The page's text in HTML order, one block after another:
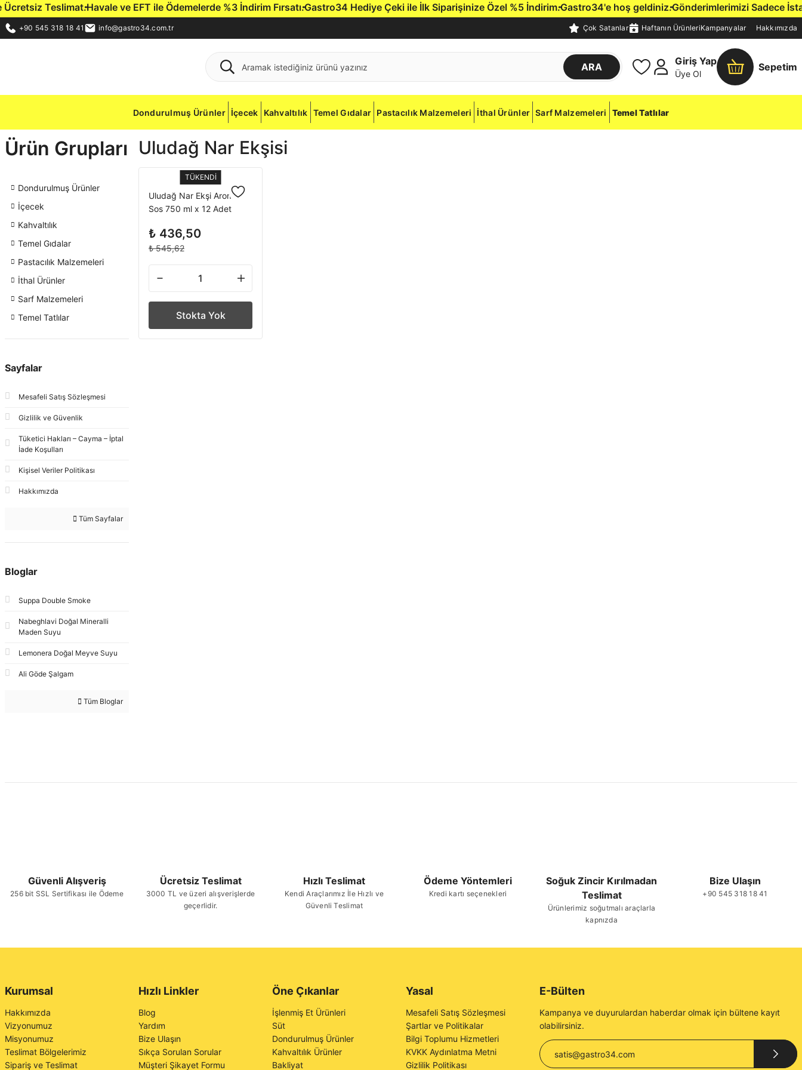
Teslimat.Havale ve EFT ile Ödemelerde %3 İndirim Fırsatı.Gastro34 Hediye Çeki ile İlk Siparişinize Özel %5 İndirim.Gastro34'e hoş geldiniz.Gönderimlerimizi Sadece
+90 545 318 18 41 info@gastro34.com.tr Çok Satanlar Haftanın ÜrünleriKampanyalar Hakkımızda
ARA
Giriş Yap
Üye Ol
Sepetim
Dondurulmuş Ürünler İçecek Kahvaltılık Temel Gıdalar Pastacılık Malzemeleri İthal Ürünler Sarf Malzemeleri Temel Tatlılar
Ürün Grupları
Dondurulmuş Ürünler
İçecek
Kahvaltılık
Temel Gıdalar
Pastacılık Malzemeleri
İthal Ürünler
Sarf Malzemeleri
Temel Tatlılar
Sayfalar
Mesafeli Satış Sözleşmesi
Gizlilik ve Güvenlik
Tüketici Hakları – Cayma – İptal
İade Koşulları
Kişisel Veriler Politikası
Hakkımızda
Tüm Sayfalar
Bloglar
Suppa Double Smoke
Nabeghlavi Doğal Mineralli
Maden Suyu
Lemonera Doğal Meyve Suyu
Ali Göde Şalgam
Tüm Bloglar
Uludağ Nar Ekşisi
TÜKENDİ
Uludağ Nar Ekşi Aromalı
Sos 750 ml x 12 Adet
₺ 436,50
₺ 545,62
Stokta Yok
Güvenli Alışveriş
256 bit SSL Sertifikası ile Ödeme
Ücretsiz Teslimat
3000 TL ve üzeri alışverişlerde
geçerlidir.
Hızlı Teslimat
Kendi Araçlarımız İle Hızlı ve
Güvenli Teslimat
Ödeme Yöntemleri
Kredi kartı seçenekleri
Soğuk Zincir Kırılmadan
Teslimat
Ürünlerimiz soğutmalı araçlarla
kapnızda
Bize Ulaşın
+90 545 318 18 41
Kurumsal
Hakkımızda
Vizyonumuz
Misyonumuz
Teslimat Bölgelerimiz
Sipariş ve Teslimat
Hızlı Linkler
Blog
Yardım
Bize Ulaşın
Sıkça Sorulan Sorular
Müşteri Şikayet Formu
Öne Çıkanlar
İşlenmiş Et Ürünleri
Süt
Dondurulmuş Ürünler
Kahvaltılık Ürünler
Bakliyat
Yasal
Mesafeli Satış Sözleşmesi
Şartlar ve Politikalar
Bilgi Toplumu Hizmetleri
KVKK Aydınlatma Metni
Gizlilik Politikası
E-Bülten
Kampanya ve duyurulardan haberdar olmak için bültene kayıt
olabilirsiniz.